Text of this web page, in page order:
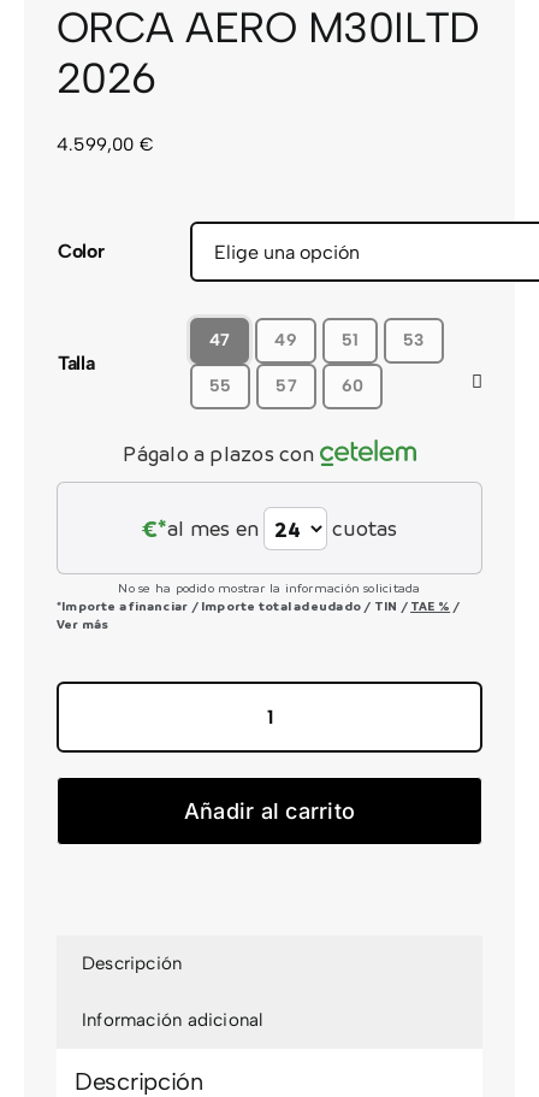
ORCA AERO M30ILTD
2026
4.599,00 €
Color
Talla
47 49 51 53
55 57 60
Págalo a plazos con
€*al mes en cuotas
No se ha podido mostrar la información solicitada
*Importe a financiar / Importe total adeudado / TIN / TAE % /
Ver más
M30ILTD
Añadir al carrito
Descripción
Información adicional
Descripción